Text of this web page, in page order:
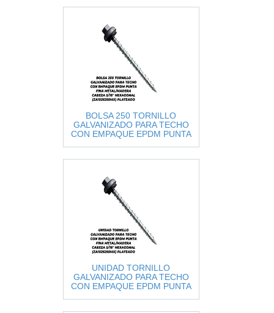
BOLSA 250 TORNILLO
GALVANIZADO PARA TECHO
CON EMPAQUE EPDM PUNTA
UNIDAD TORNILLO
GALVANIZADO PARA TECHO
CON EMPAQUE EPDM PUNTA